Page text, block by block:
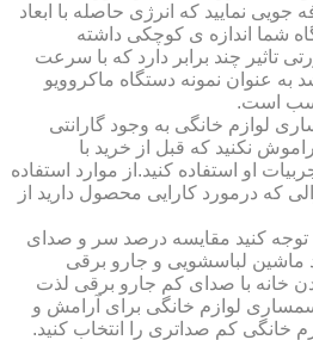
نمایید که انرژی حاصله با ابعاد
شما اندازه ی کوچکی داشته
تاثیر چند برابر دارد که با سرعت
به عنوان نمونه دستگاه ماکروویو
است.
لوازم خانگی به وجود گارانتی
نکنید که قبل از خرید با
او استفاده کنید.از موارد استفاده
که درمورد کارایی محصول دارید از
توجه کنید مقایسه درصد سر و صدای
ماشین لباسشویی و جارو برقی
خانه با صدای کم جارو برقی لذت
لوازم خانگی برای آرامش و
خانگی کم صداتری را انتخاب کنید.